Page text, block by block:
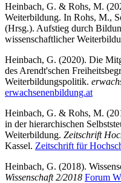
Heinbach, G. & Rohs, M.
Weiterbildung. In Rohs, M.,
(Hrsg.). Aufstieg durch
wissenschaftlicher
Heinbach, G. (2020). Die
des Arendt'schen
Weiterbildungspolitik.
erwachsenenbildung.at
Heinbach, G. & Rohs, M.
in der hierarchischen
Weiterbildung. Zeitschrift
Kassel. Zeitschrift für
Heinbach, G. (2018).
Wissenschaft 2/2018 Forum